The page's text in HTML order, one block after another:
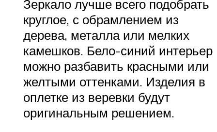
Зеркало лучше всего подобрать
круглое, с обрамлением из
дерева, металла или мелких
камешков. Бело-синий интерьер
можно разбавить красными или
желтыми оттенками. Изделия в
оплетке из веревки будут
оригинальным решением.